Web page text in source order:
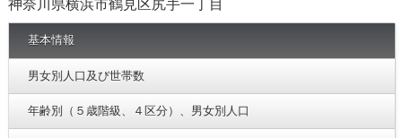
神奈川県横浜市鶴見区尻手一丁目
基本情報
男女別人口及び世帯数
年齢別（５歳階級、４区分）、男女別人口